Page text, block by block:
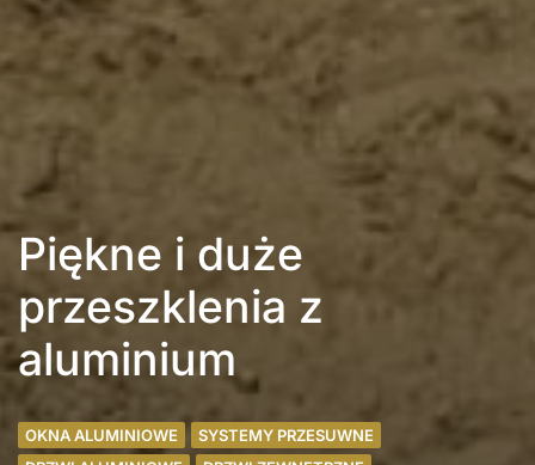
Piękne i duże
przeszklenia z
aluminium
OKNA ALUMINIOWE
SYSTEMY PRZESUWNE